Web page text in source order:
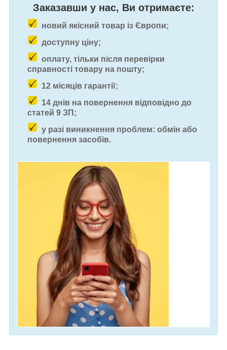
Заказавши у нас, Ви отримаєте:
новий якісний товар із Європи;
доступну ціну;
оплату, тільки після перевірки
справності товару на пошту;
12 місяців гарантії;
14 днів на повернення відповідно до
статей 9 ЗП;
у разі виникнення проблем: обмін або
повернення засобів.